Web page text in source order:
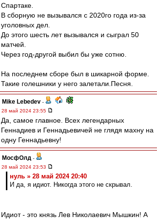
Спартаке.
В сборную не вызывался с 2020го года из-за
уголовных дел.
До этого шесть лет вызывался и сыграл 50
матчей.
Через год-другой выбил бы уже сотню.
На последнем сборе был в шикарной форме.
Такие голешники у него залетали.Песня.
Mike Lebedev -
28 май 2024 23:55
Да, самое главное. Всех легендарных
Геннадиев и Геннадьевичей не глядя махну на
одну Геннадьевну!
МосфОлд -
28 май 2024 23:53
нуль » 28 май 2024 20:40
И да, я идиот. Никогда этого не скрывал.
Идиот - это князь Лев Николаевич Мышкин! А